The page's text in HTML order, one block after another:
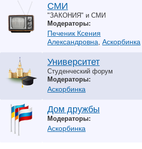
СМИ
"ЗАКОНИЯ" и СМИ
Модераторы:
Печеник Ксения
Александровна Аскорбинка
Университет
Студенческий форум
Модераторы:
Аскорбинка
Дом дружбы
Модераторы:
Аскорбинка